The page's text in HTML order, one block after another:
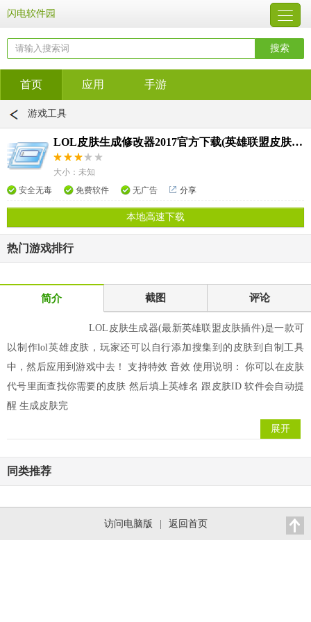
闪电软件园
首页 应用 手游
游戏工具
LOL皮肤生成修改器2017官方下载(英雄联盟皮肤插件) 1.0挂载版
大小：未知
安全无毒
免费软件 无广告 分享
本地高速下载
热门游戏排行
简介 截图 评论
LOL皮肤生成器(最新英雄联盟皮肤插件)是一款可
以制作lol英雄皮肤，玩家还可以自行添加搜集到的皮肤到自制工具
中，然后应用到游戏中去！ 支持特效 音效 使用说明： 你可以在皮肤
代号里面查找你需要的皮肤 然后填上英雄名 跟皮肤ID 软件会自动提
醒 生成皮肤完
展开
同类推荐
访问电脑版 返回首页